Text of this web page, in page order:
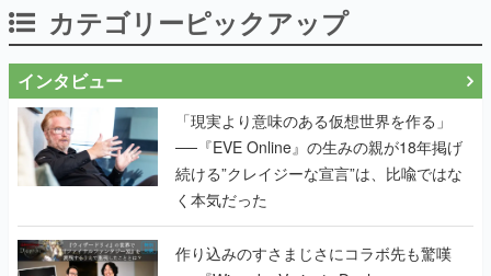
カテゴリーピックアップ
インタビュー
「現実より意味のある仮想世界を作る」
──『EVE Online』の生みの親が18年掲げ
続ける”クレイジーな宣言”は、比喩ではな
く本気だった
作り込みのすさまじさにコラボ先も驚嘆